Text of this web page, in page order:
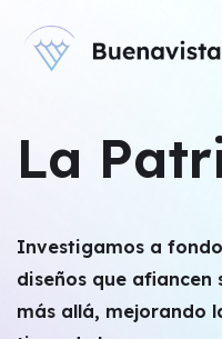
La
Investigamos a
diseños que
más allá, mejorando